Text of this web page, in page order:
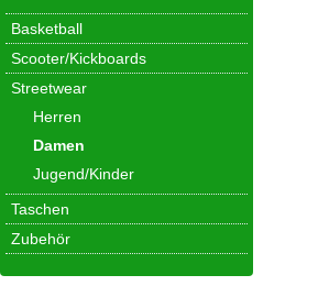
Basketball
Scooter/Kickboards
Streetwear
Herren
Damen
Jugend/Kinder
Taschen
Zubehör